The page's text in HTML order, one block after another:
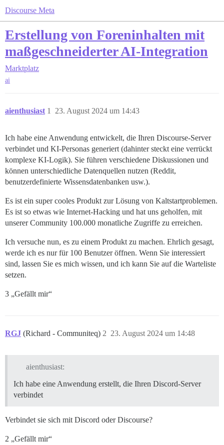
Discourse Meta
Erstellung von Foreninhalten mit
maßgeschneiderter AI-Integration
Marktplatz
ai
aienthusiast 23. August 2024 um 14:43
1
Ich habe eine Anwendung entwickelt, die Ihren Discourse-Server
verbindet und KI-Personas generiert (dahinter steckt eine verrückt
komplexe KI-Logik). Sie führen verschiedene Diskussionen und
können unterschiedliche Datenquellen nutzen (Reddit,
benutzerdefinierte Wissensdatenbanken usw.).
Es ist ein super cooles Produkt zur Lösung von Kaltstartproblemen.
Es ist so etwas wie Internet-Hacking und hat uns geholfen, mit
unserer Community 100.000 monatliche Zugriffe zu erreichen.
Ich versuche nun, es zu einem Produkt zu machen. Ehrlich gesagt,
werde ich es nur für 100 Benutzer öffnen. Wenn Sie interessiert
sind, lassen Sie es mich wissen, und ich kann Sie auf die Warteliste
setzen.
3 „Gefällt mir“
RGJ (Richard - Communiteq) 23. August 2024 um 14:48
2
aienthusiast:
Ich habe eine Anwendung erstellt, die Ihren Discord-Server
verbindet
Verbindet sie sich mit Discord oder Discourse?
2 „Gefällt mir“